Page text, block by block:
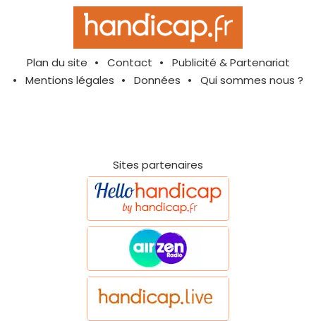
Plan du site Contact
Publicité & Partenariat
Mentions légales
Données Qui sommes nous ?
Sites partenaires